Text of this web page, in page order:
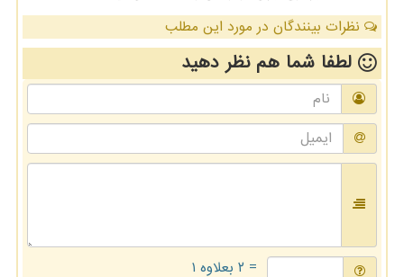
نظرات بینندگان در مورد این مطلب
لطفا شما همنظر دهید
= ۲ بعلاوه ۱